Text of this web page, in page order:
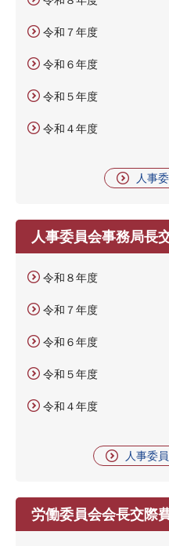
令和７年度
令和６年度
令和５年度
令和４年度
人事
人事委員会事務局長
令和８年度
令和７年度
令和６年度
令和５年度
令和４年度
人事委
労働委員会会長交際